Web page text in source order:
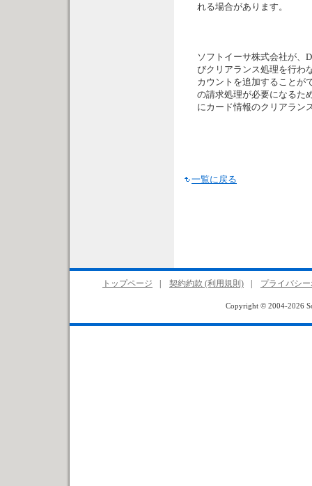
れる場合があります。
ソフトイーサ株式会社が、
びクリアランス処理を行わ
カウントを追加することが
の請求処理が必要になるた
にカード情報のクリアラン
一覧に戻る
トップページ 契約約款 (利用規則) プライバシ
Copyright © 2004-2026